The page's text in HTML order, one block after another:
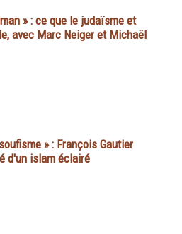
» : ce que le judaïsme et
avec Marc Neiger et Michaël
» : François Gautier
d'un islam éclairé